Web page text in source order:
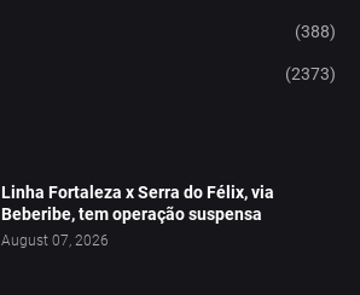
(388)
(2373)
Linha Fortaleza x Serra do Félix, via
Beberibe, tem operação suspensa
August 07, 2026